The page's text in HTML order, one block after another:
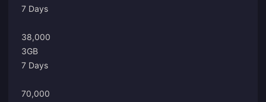
7 Days
38,000
3GB
7 Days
70,000